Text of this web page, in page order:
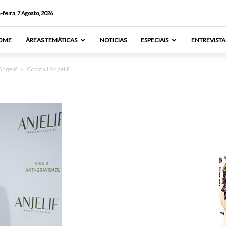
feira, 7 Agosto, 2026
ÁREAS TEMÁTICAS NOTICIAS ESPECIAIS
Cocktail Angelif